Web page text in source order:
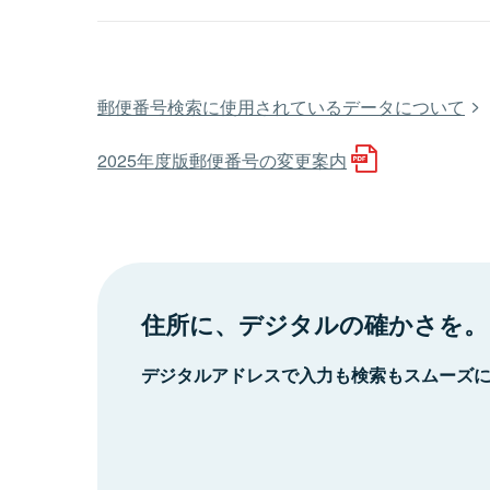
郵便番号検索に使用されているデータについて
2025年度版郵便番号の変更案内
住所に、デジタルの確かさを。
デジタルアドレスで入力も検索もスムーズ